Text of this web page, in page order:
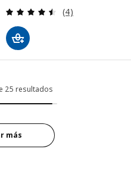
Total opiniones:Revisa: 4.5 de
(4)
25 resultados
más